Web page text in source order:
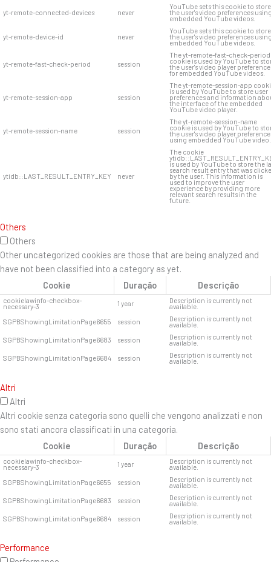
yt-remote-connected-devices never
YouTube sets this cookie to store
the user's video preferences
embedded YouTube videos.
yt-remote-device-id never
YouTube sets this cookie to store
the user's video preferences
embedded YouTube videos.
yt-remote-fast-check-period session
The yt-remote-fast-check-period
cookie is used by YouTube to
the user's video player
for embedded YouTube videos.
yt-remote-session-app session
The yt-remote-session-app
is used by YouTube to store user
preferences and information
the interface of the embedded
YouTube video player.
yt-remote-session-name session
The yt-remote-session-name
cookie is used by YouTube to
the user's video player
using embedded YouTube video.
ytidb::LAST_RESULT_ENTRY_KEY never
The cookie
is used by YouTube to store the
search result entry that was
by the user. This information is
used to improve the user
experience by providing more
relevant search results in the
future.
Others
Others
Other uncategorized cookies are those that are being analyzed and
have not been classified into a category as yet.
Cookie
Duração Descrição
cookielawinfo-checkbox-
necessary-3 1 year Description is currently not
available.
SGPBShowingLimitationPage6655
session Description is currently not
available.
SGPBShowingLimitationPage6683
session Description is currently not
available.
SGPBShowingLimitationPage6684
session Description is currently not
available.
Altri
Altri
Altri cookie senza categoria sono quelli che vengono analizzati e non
sono stati ancora classificati in una categoria.
Cookie
Duração Descrição
cookielawinfo-checkbox-
necessary-3 1 year Description is currently not
available.
SGPBShowingLimitationPage6655
session Description is currently not
available.
SGPBShowingLimitationPage6683
session Description is currently not
available.
SGPBShowingLimitationPage6684
session Description is currently not
available.
Performance